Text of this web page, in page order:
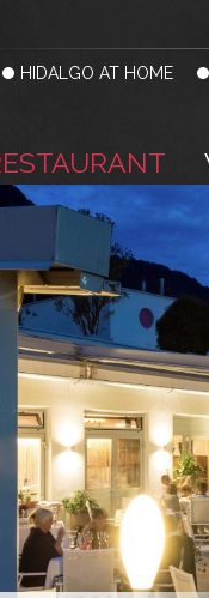
HIDALGO AT HOME